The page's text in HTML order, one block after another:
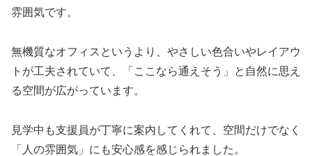
雰囲気です。
無機質なオフィスというより、やさしい色合いやレイアウ
トが工夫されていて、「ここなら通えそう」と自然に思え
る空間が広がっています。
見学中も支援員が丁寧に案内してくれて、空間だけでなく
「人の雰囲気」にも安心感を感じられました。